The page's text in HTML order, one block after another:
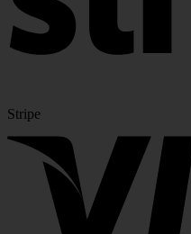
Stripe